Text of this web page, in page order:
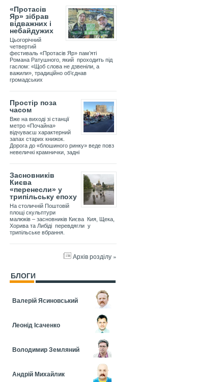
«Протасів
Яр» зібрав
відважних і
небайдужих
Цьогорічний
четвертий
фестиваль «Протасів Яр» пам’яті
Романа Ратушного, який проходить під
гаслом: «Щоб слова не дзвеніли, а
важили», традиційно об’єднав
громадських
Простір поза
часом
Вже на виході зі станції
метро «Почайна»
відчуваєш характерний
запах старих книжок.
Дорога до «блошиного ринку» веде повз
невеличкі крамнички, задні
Засновників
Києва
«перенесли» у
трипільську епоху
На столичній Поштовій
площі скульптури
малюків – засновників Києва Кия, Щека,
Хорива та Либіді перевдягли у
трипільське вбрання.
Архів розділу »
БЛОГИ
Валерій Ясиновський
Леонід Ісаченко
Володимир Земляний
Андрій Михайлик